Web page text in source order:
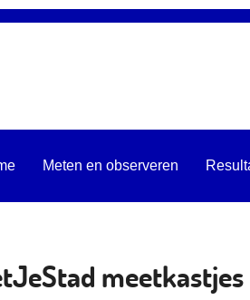
Meten en observeren
meetkastjes